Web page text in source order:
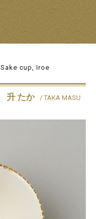
Sake cup, Iroe
升 たか / TAKA MASU